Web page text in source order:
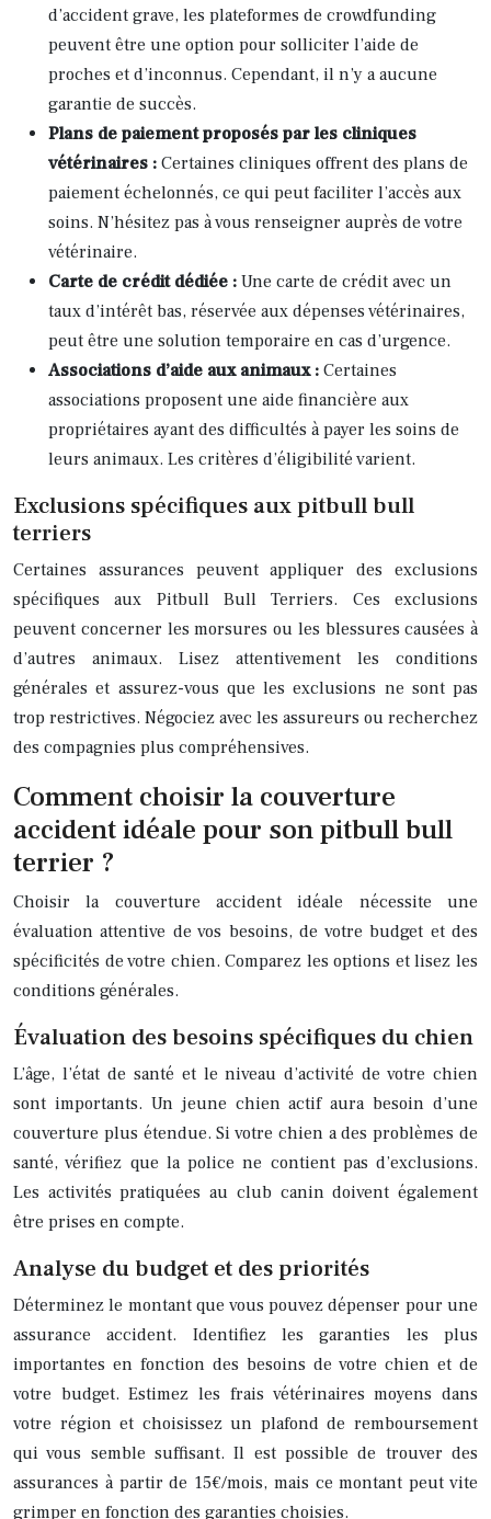
d’accident grave, les plateformes de crowdfunding
peuvent être une option pour solliciter l’aide de
proches et d’inconnus. Cependant, il n’y a aucune
garantie de succès.
Plans de paiement proposés par les cliniques
vétérinaires : Certaines cliniques offrent des plans de
paiement échelonnés, ce qui peut faciliter l’accès aux
soins. N’hésitez pas à vous renseigner auprès de votre
vétérinaire.
Carte de crédit dédiée : Une carte de crédit avec un
taux d’intérêt bas, réservée aux dépenses vétérinaires,
peut être une solution temporaire en cas d’urgence.
Associations d’aide aux animaux : Certaines
associations proposent une aide financière aux
propriétaires ayant des difficultés à payer les soins de
leurs animaux. Les critères d’éligibilité varient.
Exclusions spécifiques aux pitbull bull
terriers
Certaines assurances peuvent appliquer des exclusions
spécifiques aux Pitbull Bull Terriers. Ces exclusions
peuvent concerner les morsures ou les blessures causées à
d’autres animaux. Lisez attentivement les conditions
générales et assurez-vous que les exclusions ne sont pas
trop restrictives. Négociez avec les assureurs ou recherchez
des compagnies plus compréhensives.
Comment choisir la couverture
accident idéale pour son pitbull bull
terrier ?
Choisir la couverture accident idéale nécessite une
évaluation attentive de vos besoins, de votre budget et des
spécificités de votre chien. Comparez les options et lisez les
conditions générales.
Évaluation des besoins spécifiques du chien
L’âge, l’état de santé et le niveau d’activité de votre chien
sont importants. Un jeune chien actif aura besoin d’une
couverture plus étendue. Si votre chien a des problèmes de
santé, vérifiez que la police ne contient pas d’exclusions.
Les activités pratiquées au club canin doivent également
être prises en compte.
Analyse du budget et des priorités
Déterminez le montant que vous pouvez dépenser pour une
assurance accident. Identifiez les garanties les plus
importantes en fonction des besoins de votre chien et de
votre budget. Estimez les frais vétérinaires moyens dans
votre région et choisissez un plafond de remboursement
qui vous semble suffisant. Il est possible de trouver des
assurances à partir de 15€/mois, mais ce montant peut vite
grimper en fonction des garanties choisies.